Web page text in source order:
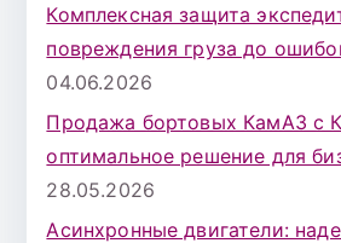
Комплексная защита
повреждения груза до
04.06.2026
Продажа бортовых КамАЗ с
оптимальное решение для
28.05.2026
Асинхронные двигатели: